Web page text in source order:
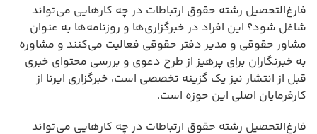
فارغ‌التحصیل رشته حقوق ارتباطات در چه کارهایی می‌تواند
شاغل شود؟ این افراد در خبرگزاری‌ها و روزنامه‌ها به عنوان
مشاور حقوقی و مدیر دفتر حقوقی فعالیت می‌کنند و مشاوره
به خبرنگاران برای پرهیز از طرح دعوی و بررسی محتوای خبری
قبل از انتشار نیز یک گزینه تخصصی است، خبرگزاری ایرنا از
کارفرمایان اصلی این حوزه است.
فارغ‌التحصیل رشته حقوق ارتباطات در چه کارهایی می‌تواند